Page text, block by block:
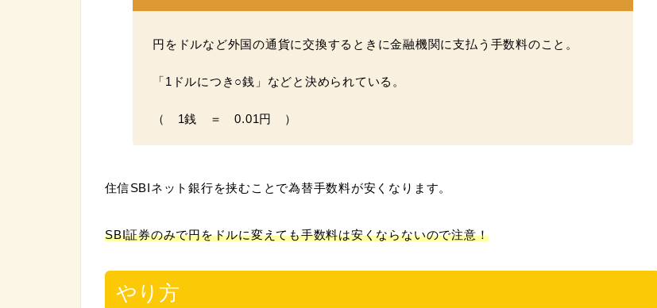
円をドルなど外国の通貨に交換するときに金融機関に支払う手数料のこと。
「1ドルにつき○銭」などと決められている。
（ 1銭 ＝ 0.01円 ）
住信SBIネット銀行を挟むことで為替手数料が安くなります。
SBI証券のみで円をドルに変えても手数料は安くならないので注意！
やり方